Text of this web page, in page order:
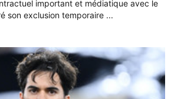
important et médiatique avec le
son exclusion temporaire ...